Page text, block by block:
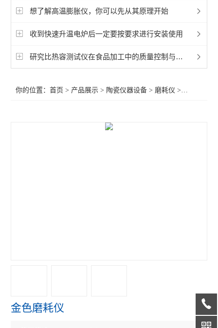
陶瓷砖成品检测仪
陶瓷硅酸盐制品检测仪
想了解高温膨胀仪，你可以先从其原理开始
收到快速升温电炉后一定要按要求进行安装使用
研究比热容测试仪在食品加工中的质量控制与优化
你的位置：首页 > 产品展示 > 陶瓷仪器设备 > 磨耗仪 >金色磨耗仪
金色磨耗仪